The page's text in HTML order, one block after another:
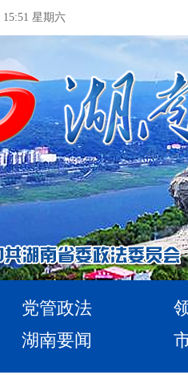
15:51 星期六
党管政法
湖南要闻